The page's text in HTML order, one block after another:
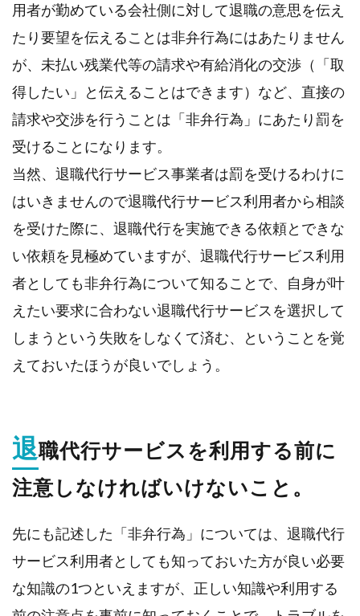
もなっ
て必要
になる
物、確
おきた
は事前
して漏
れのな
いよう
退職代
行サー
ビス事
業者へ
伝える
こと。
2.3.
[注意
３]会
要求さ
こと。
3.
失敗
しな
行サ
ービ
スの
選び
方
用者が勤めている会社側に対して退職の意思を伝え
たり要望を伝えることは非弁行為にはあたりません
が、未払い残業代等の請求や有給消化の交渉（「取
得したい」と伝えることはできます）など、直接の
請求や交渉を行うことは「非弁行為」にあたり罰を
受けることになります。
当然、退職代行サービス事業者は罰を受けるわけに
はいきませんので退職代行サービス利用者から相談
を受けた際に、退職代行を実施できる依頼とできな
い依頼を見極めていますが、退職代行サービス利用
者としても非弁行為について知ることで、自身が叶
えたい要求に合わない退職代行サービスを選択して
しまうという失敗をしなくて済む、ということを覚
えておいたほうが良いでしょう。
退職代行サービスを利用する前に
注意しなければいけないこと。
先にも記述した「非弁行為」については、退職代行
サービス利用者としても知っておいた方が良い必要
な知識の1つといえますが、正しい知識や利用する